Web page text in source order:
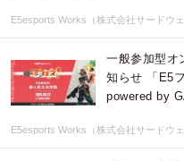
E5esports Works（株式会社サードウェ
一般参加型オ
知らせ 「E5
powered by
E5esports Works（株式会社サードウェ